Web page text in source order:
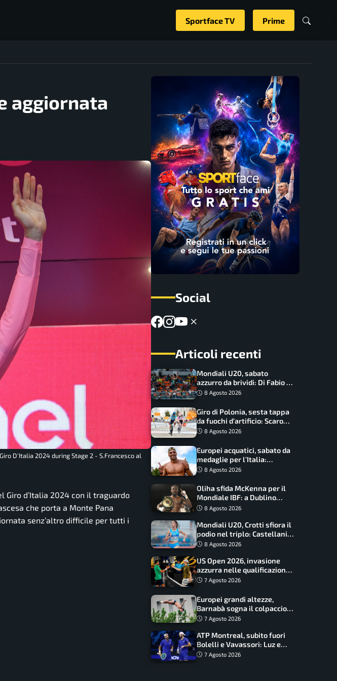
Sportface TV Prime
aggiornata
D'Italia 2024 during Stage 2 - S.Francesco al
Giro d’Italia 2024 con il traguardo
che porta a Monte Pana
senz’altro difficile per tutti i
Social
Articoli recenti
Mondiali U20, sabato
azzurro da brividi: Di Fabio e
Inzoli sognano le medaglie,
8 Agosto 2026
Giro di Polonia, sesta tappa
da fuochi d’artificio: Scaroni
può attaccare la maglia di
8 Agosto 2026
Europei acquatici, sabato da
medaglie per l’Italia:
Paltrinieri guida la staffetta,
grandi altezze
8 Agosto 2026
Oliha sfida McKenna per il
Mondiale IBF: a Dublino
serve l’impresa nella tana
8 Agosto 2026
Mondiali U20, Crotti sfiora il
podio nel triplo: Castellani
da record, Succo in finale
8 Agosto 2026
US Open 2026, invasione
azzurra nelle qualificazioni:
17 italiani a caccia del main
7 Agosto 2026
Europei grandi altezze,
Barnabà sogna il colpaccio:
è leader a metà gara, Baraldi
7 Agosto 2026
ATP Montreal, subito fuori
Bolelli e Vavassori: Luz e
Matos fermano gli azzurri
7 Agosto 2026